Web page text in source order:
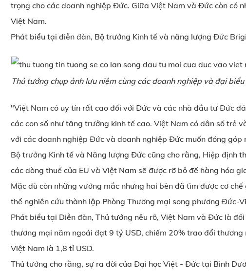
trọng cho các doanh nghiệp Đức. Giữa Việt Nam và Đức còn có
Việt Nam.
Phát biểu tại diễn đàn, Bộ trưởng Kinh tế và năng lượng Đức
Thủ tướng chụp ảnh lưu niệm cùng các doanh nghiệp và đại
"Việt Nam có uy tín rất cao đối với Đức và các nhà đầu tư Đức
các con số như tăng trưởng kinh tế cao. Việt Nam có dân số trẻ
với các doanh nghiệp Đức và doanh nghiệp Đức muốn đóng
Bộ trưởng Kinh tế và Năng lượng Đức cũng cho rằng, Hiệp định
các dòng thuế của EU và Việt Nam sẽ được rỡ bỏ để hàng hóa
Mặc dù còn những vướng mắc nhưng hai bên đã tìm được cơ
thể nghiên cứu thành lập Phòng Thương mại song phương Đức-
Phát biểu tại Diễn đàn, Thủ tướng nêu rõ, Việt Nam và Đức là
thương mại năm ngoái đạt 9 tỷ USD, chiếm 20% trao đổi
Việt Nam là 1,8 tỉ USD.
Thủ tướng cho rằng, sự ra đời của Đại học Việt - Đức tại Bình